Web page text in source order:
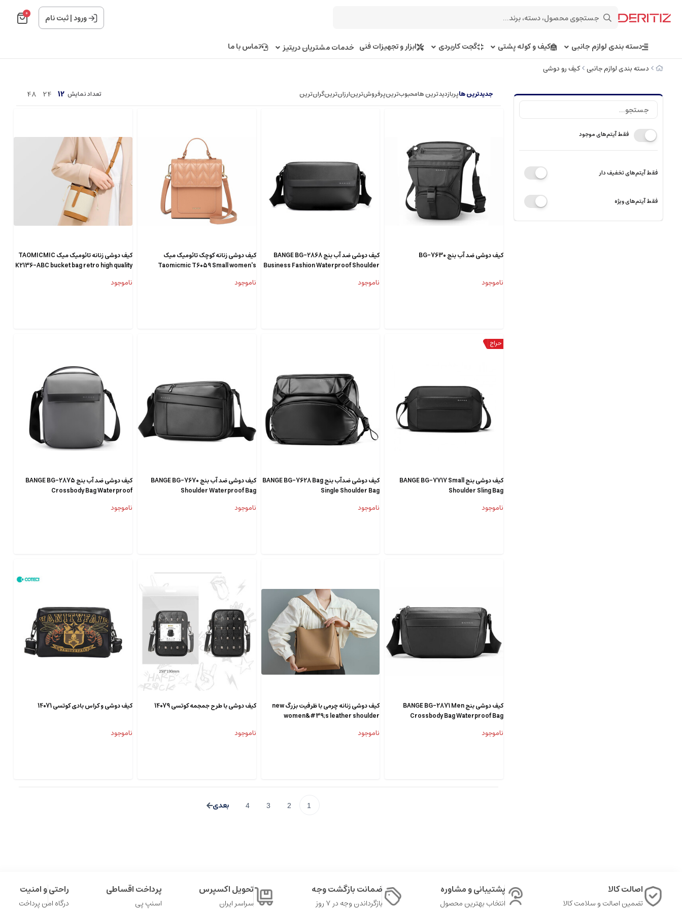
ورود|ثبت نام 0
دسته بندی لوازم جانبی کیف و کوله پشتی گجت کاربردی ابزار و تجهیزات فنی خدمات مشتریان دریتیز تماس با ما
دسته بندی لوازم جانبی کیف رو دوشی
فقط آیتم‌های موجود
فقط آیتم‌های تخفیف دار
فقط آیتم‌های ویژه
جدیدترین هاپربازدیدترین هامحبوب‌‌ترینپرفروش‌ترینارزان‌ترینگران‌ترین تعداد نمایش 12
24
48
کیف دوشی ضد آب بنج BG-7630
ناموجود
کیف دوشی ضد آب بنج BANGE BG-2868
Business Fashion Waterproof Shoulder
ناموجود
کیف دوشی زنانه کوچک تائومیک میک
Taomicmic T6059 Small women's
ناموجود
کیف دوشی زنانه تائومیک میک TAOMICMIC
K2136-ABC bucket bag retro high quality
ناموجود
کیف دوشی بنج BANGE BG-7717 Small
Shoulder Sling Bag
ناموجود
کیف دوشی ضدآب بنج BANGE BG-7628 Bag
Single Shoulder Bag
ناموجود
کیف دوشی ضد آب بنج BANGE BG-7670
Shoulder Waterproof Bag
ناموجود
کیف دوشی ضد آب بنج BANGE BG-2875
Crossbody Bag Waterproof
ناموجود
کیف دوشی بنج BANGE BG-2871 Men
Crossbody Bag Waterproof Bag
ناموجود
کیف دوشی زنانه چرمی با ظرفیت بزرگ new
women&#39;s leather shoulder
ناموجود
کیف دوشی با طرح جمجمه کوتسی 14079
ناموجود
کیف دوشی و کراس بادی کوتسی 14071
ناموجود
1
2
3
4
اصالت کالا
تضمین اصالت و سلامت کالا
پشتیبانی و مشاوره
انتخاب بهترین محصول
ضمانت بازگشت وجه
بازگرداندن وجه در ۷ روز
تحویل اکسپرس
سراسر ایران
پرداخت اقساطی
اسنپ پی
راحتی و امنیت
درگاه امن پرداخت